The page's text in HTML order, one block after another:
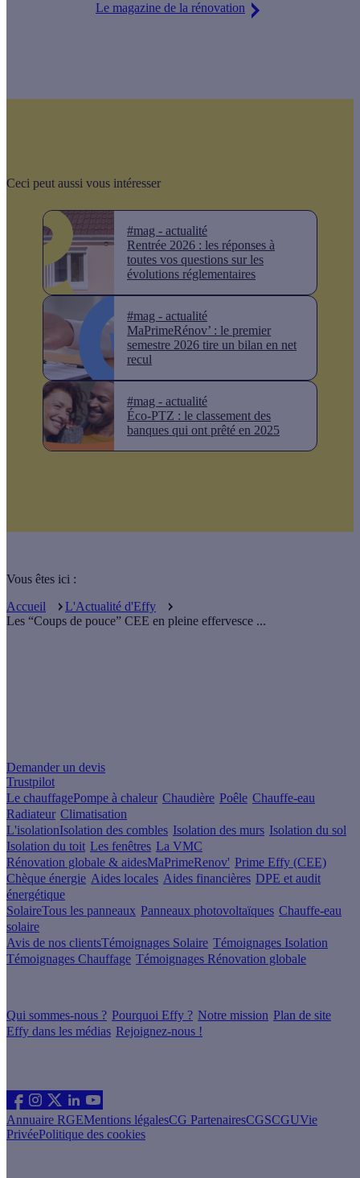
Le magazine de la rénovation
Ceci peut aussi vous intéresser
#mag - actualité
Rentrée 2026 : les réponses à
toutes vos questions sur les
évolutions réglementaires
#mag - actualité
MaPrimeRénov’ : le premier
semestre 2026 tire un bilan en net
recul
#mag - actualité
Éco-PTZ : le classement des
banques qui ont prêté en 2025
Vous êtes ici :
Accueil
L'Actualité d'Effy
Les “Coups de pouce” CEE en pleine effervesce ...
Demander un devis
Trustpilot
Le chauffagePompe à chaleur Chaudière Poêle Chauffe-eau
Radiateur Climatisation
L'isolationIsolation des combles Isolation des murs Isolation du sol
Isolation du toit Les fenêtres La VMC
Rénovation globale & aidesMaPrimeRenov' Prime Effy (CEE)
Chèque énergie Aides locales Aides financières DPE et audit
énergétique
SolaireTous les panneaux Panneaux photovoltaïques Chauffe-eau
solaire
Avis de nos clientsTémoignages Solaire Témoignages Isolation
Témoignages Chauffage Témoignages Rénovation globale
Qui sommes-nous ? Pourquoi Effy ? Notre mission Plan de site
Effy dans les médias Rejoignez-nous !
Annuaire RGEMentions légalesCG PartenairesCGSCGUVie
PrivéePolitique des cookies